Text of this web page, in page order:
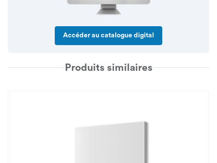
Accéder au catalogue digital
Produits similaires